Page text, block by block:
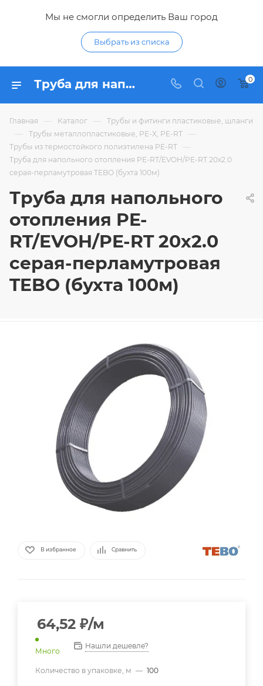
Мы не смогли определить Ваш город
Выбрать из списка
Труба для напольного отопления PE-RT/EVOH/PE-RT 20х2.0 серая-перламутровая TEBO (бухта 100м) - купить по цене 64,52 ₽ в интернет-магазине Гидропромтехника с доставкой в Курске 0
Главная — Каталог — Трубы и фитинги пластиковые, шланги
— Трубы металлопластиковые, PE-X, PE-RT —
Трубы из термостойкого полиэтилена PE-RT —
Труба для напольного отопления PE-RT/EVOH/PE-RT 20х2.0
серая-перламутровая TEBO (бухта 100м)
Труба для напольного
отопления PE-
RT/EVOH/PE-RT 20х2.0
серая-перламутровая
TEBO (бухта 100м)
В избранное Сравнить
64,52 ₽/м
Много
Нашли дешевле?
Количество в упаковке, м — 100